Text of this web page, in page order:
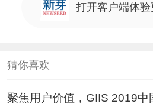
打开客户端体
猜你喜欢
聚焦用户价值，GIIS 2019中